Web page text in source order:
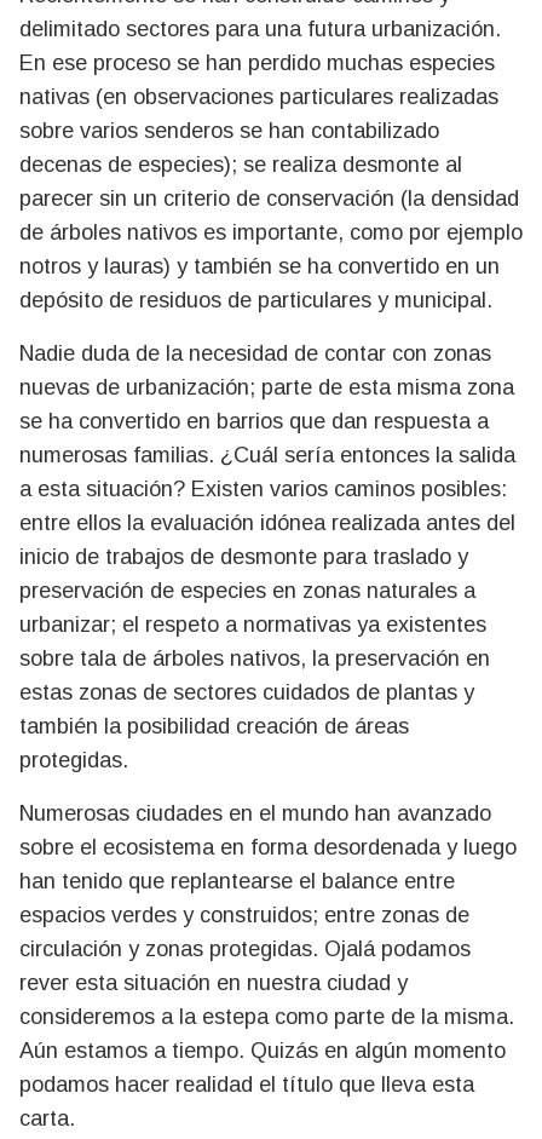
delimitado sectores para una futura urbanización.
En ese proceso se han perdido muchas especies
nativas (en observaciones particulares realizadas
sobre varios senderos se han contabilizado
decenas de especies); se realiza desmonte al
parecer sin un criterio de conservación (la densidad
de árboles nativos es importante, como por ejemplo
notros y lauras) y también se ha convertido en un
depósito de residuos de particulares y municipal.
Nadie duda de la necesidad de contar con zonas
nuevas de urbanización; parte de esta misma zona
se ha convertido en barrios que dan respuesta a
numerosas familias. ¿Cuál sería entonces la salida
a esta situación? Existen varios caminos posibles:
entre ellos la evaluación idónea realizada antes del
inicio de trabajos de desmonte para traslado y
preservación de especies en zonas naturales a
urbanizar; el respeto a normativas ya existentes
sobre tala de árboles nativos, la preservación en
estas zonas de sectores cuidados de plantas y
también la posibilidad creación de áreas
protegidas.
Numerosas ciudades en el mundo han avanzado
sobre el ecosistema en forma desordenada y luego
han tenido que replantearse el balance entre
espacios verdes y construidos; entre zonas de
circulación y zonas protegidas. Ojalá podamos
rever esta situación en nuestra ciudad y
consideremos a la estepa como parte de la misma.
Aún estamos a tiempo. Quizás en algún momento
podamos hacer realidad el título que lleva esta
carta.